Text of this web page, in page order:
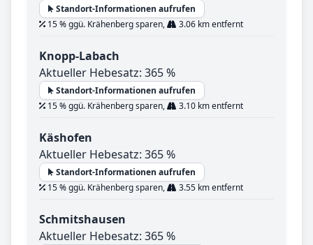
Standort-Informationen aufrufen
15 % ggü. Krähenberg sparen,
3.06 km entfernt
Knopp-Labach
Aktueller Hebesatz: 365 %
Standort-Informationen aufrufen
15 % ggü. Krähenberg sparen,
3.10 km entfernt
Käshofen
Aktueller Hebesatz: 365 %
Standort-Informationen aufrufen
15 % ggü. Krähenberg sparen,
3.55 km entfernt
Schmitshausen
Aktueller Hebesatz: 365 %